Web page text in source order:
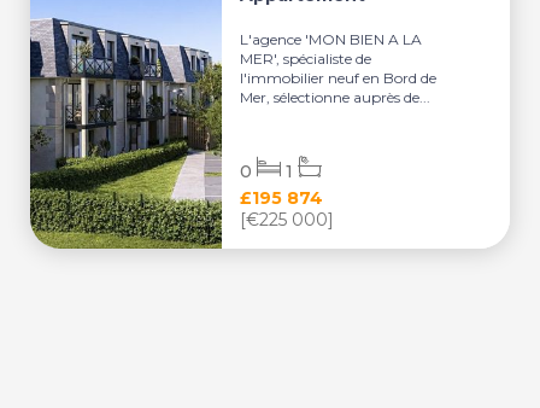
L'agence 'MON BIEN A LA
MER', spécialiste de
l'immobilier neuf en Bord de
Mer, sélectionne auprès de...
£195 874
[€225 000]
0 1